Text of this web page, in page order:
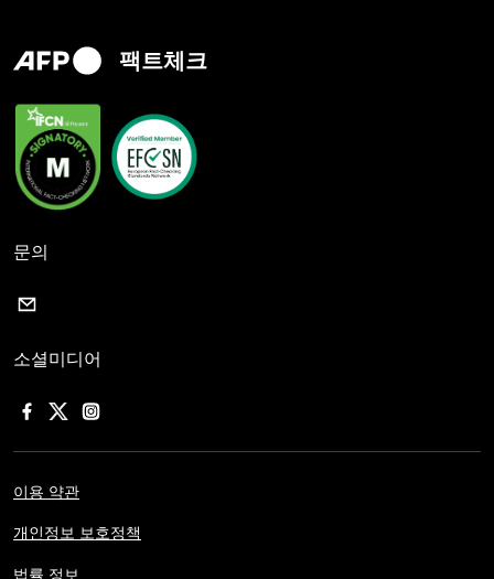
팩트체크
문의
소셜미디어
이용 약관
개인정보 보호정책
법률 정보